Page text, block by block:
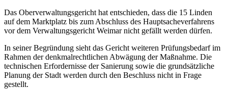
Das Oberverwaltungsgericht hat entschieden, dass die 15 Linden
auf dem Marktplatz bis zum Abschluss des Hauptsacheverfahrens
vor dem Verwaltungsgericht Weimar nicht gefällt werden dürfen.
In seiner Begründung sieht das Gericht weiteren Prüfungsbedarf im
Rahmen der denkmalrechtlichen Abwägung der Maßnahme. Die
technischen Erfordernisse der Sanierung sowie die grundsätzliche
Planung der Stadt werden durch den Beschluss nicht in Frage
gestellt.